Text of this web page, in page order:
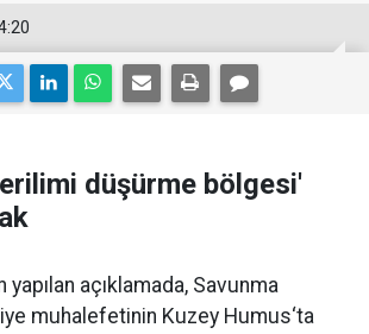
düşürme bölgesi'
yapılan açıklamada, Savunma
muhalefetinin Kuzey Humus‘ta